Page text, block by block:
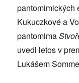
pantomimických
Kukuczkové a
pantomima
uvedl letos v
Lukášem